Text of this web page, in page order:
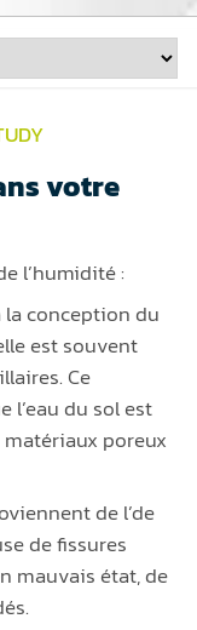
votre
l’humidité :
la conception du
est souvent
Ce
l’eau du sol est
poreux
de l’de
de fissures
mauvais état, de